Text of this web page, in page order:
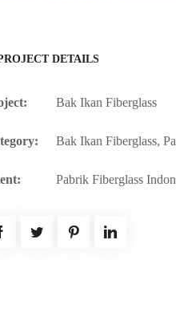
DETAILS
Bak Ikan Fiberglass
Bak Ikan Fiberglass,
Pabrik Fiberglass